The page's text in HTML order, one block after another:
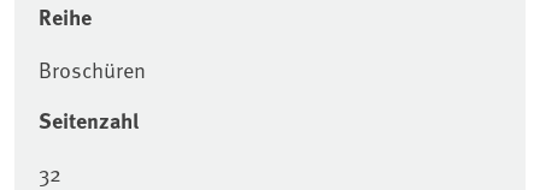
Reihe
Broschüren
Seitenzahl
32